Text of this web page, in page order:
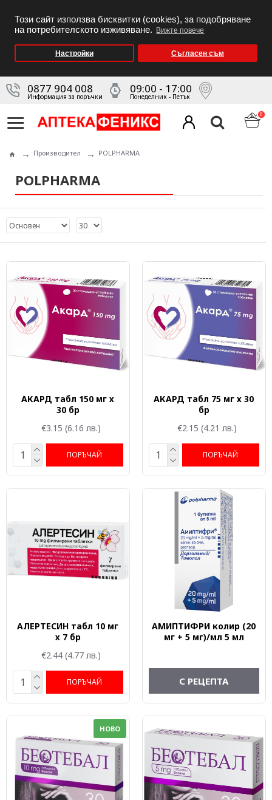
Този сайт използва бисквитки (cookies), за подобряване
на потребителското изживяване.
Вижте повече
Настройки Съгласен съм
0877 904 008
Информация за поръчки
09:00 - 17:00
Понеделник - Петък
0
Производител POLPHARMA
POLPHARMA
АКАРД табл 150 мг х
30 бр
€3.15 (6.16 лв.)
ПОРЪЧАЙ
АКАРД табл 75 мг х 30
бр
€2.15 (4.21 лв.)
ПОРЪЧАЙ
АЛЕРТЕСИН табл 10 мг
х 7 бр
€2.44 (4.77 лв.)
ПОРЪЧАЙ
АМИПТИФРИ колир (20
мг + 5 мг)/мл 5 мл
С РЕЦЕПТА
НОВО